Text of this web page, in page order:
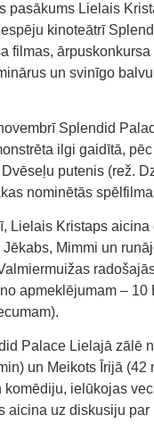
pasākums Lielais
kinoteātrī
filmas,
un svinīgo
Splendid
ilgi gaidītā,
putenis (rež.
nominētās
Lielais Kristaps
Mimmi un
apmeklējumam –
Palace Lielajā zālē
un Meikots Īrijā
ielūkojas
aicina uz diskusiju